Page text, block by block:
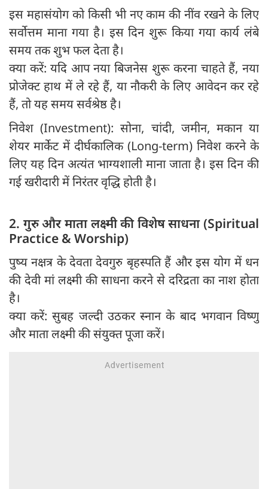
इस महासंयोग को किसी भी नए काम की नींव रखने के लिए
सर्वोत्तम माना गया है। इस दिन शुरू किया गया कार्य लंबे
समय तक शुभ फल देता है।
क्या करें: यदि आप नया बिजनेस शुरू करना चाहते हैं, नया
प्रोजेक्ट हाथ में ले रहे हैं, या नौकरी के लिए आवेदन कर रहे
हैं, तो यह समय सर्वश्रेष्ठ है।
निवेश (Investment): सोना, चांदी, जमीन, मकान या
शेयर मार्केट में दीर्घकालिक (Long-term) निवेश करने के
लिए यह दिन अत्यंत भाग्यशाली माना जाता है। इस दिन की
गई खरीदारी में निरंतर वृद्धि होती है।
2. गुरु और माता लक्ष्मी की विशेष साधना (Spiritual
Practice & Worship)
पुष्य नक्षत्र के देवता देवगुरु बृहस्पति हैं और इस योग में धन
की देवी मां लक्ष्मी की साधना करने से दरिद्रता का नाश होता
है।
क्या करें: सुबह जल्दी उठकर स्नान के बाद भगवान विष्णु
और माता लक्ष्मी की संयुक्त पूजा करें।